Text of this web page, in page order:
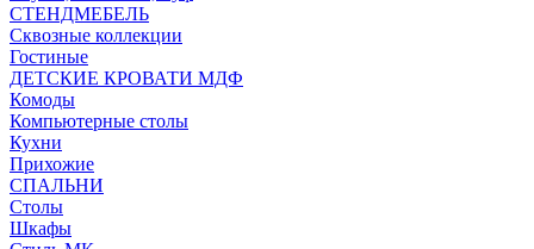
СТЕНДМЕБЕЛЬ
Сквозные коллекции
Гостиные
ДЕТСКИЕ КРОВАТИ МДФ
Комоды
Компьютерные столы
Кухни
Прихожие
СПАЛЬНИ
Столы
Шкафы